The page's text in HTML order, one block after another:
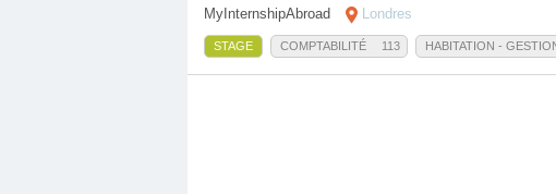
MyInternshipAbroad Londres
STAGE COMPTABILITÉ 113 HABITATION -